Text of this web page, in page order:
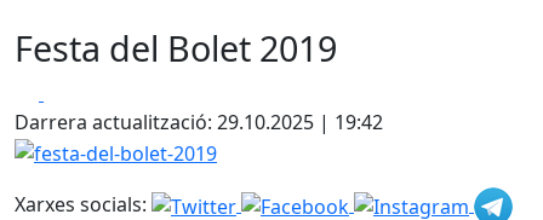
Festa del Bolet 2019
Darrera actualització: 29.10.2025 | 19:42
festa-del-bolet-2019
Xarxes socials: